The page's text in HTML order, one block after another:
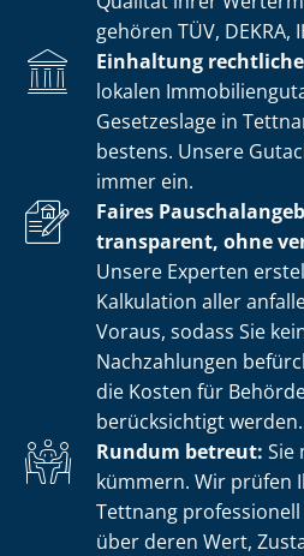
gehören TÜV, DEKRA,
Einhaltung
lokalen
Gesetzeslage in
bestens. Unsere
immer ein.
Faires
transparent, ohne
Unsere Experten
Kalkulation aller
Voraus, sodass Sie
Nachzahlungen
die Kosten für
berücksichtigt werden.
Rundum betreut: Sie
kümmern. Wir prüfen
Tettnang
über deren Wert,